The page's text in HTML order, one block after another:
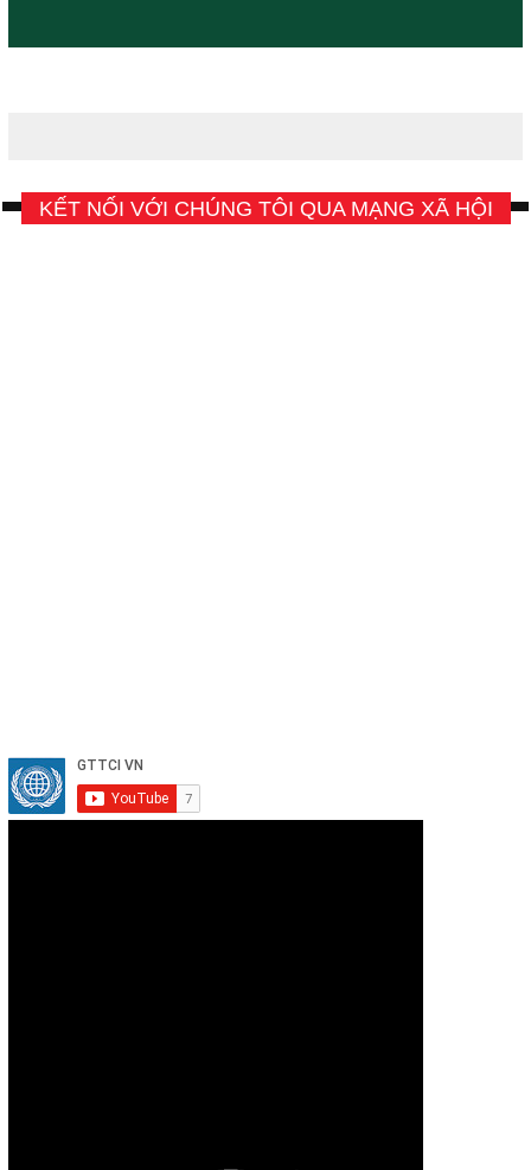
KẾT NỐI VỚI CHÚNG TÔI QUA MẠNG XÃ HỘI